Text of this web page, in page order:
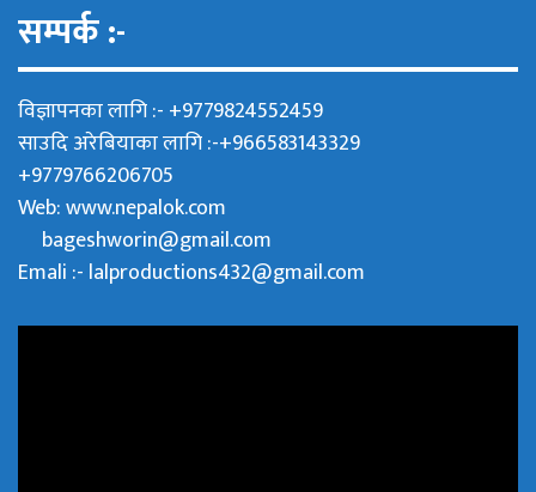
सम्पर्क :-
विज्ञापनका लागि :- +9779824552459
साउदि अरेबियाका लागि :-+966583143329
+9779766206705
Web:www.nepalok.com
bageshworin@gmail.com
Emali :- lalproductions432@gmail.com